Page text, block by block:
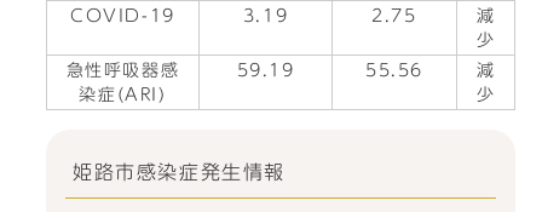
COVID-19 3.19 2.75
減
少
急性呼吸器感
染症(ARI)
59.19 55.56
減
少
姫路市感染症発生情報